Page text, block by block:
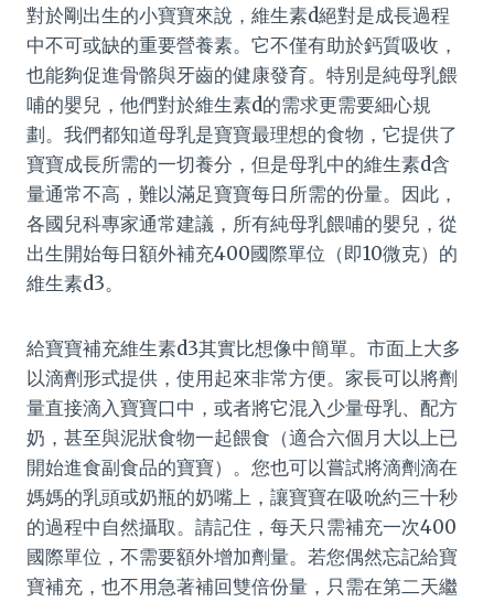
對於剛出生的小寶寶來說，維生素d絕對是成長過程
中不可或缺的重要營養素。它不僅有助於鈣質吸收，
也能夠促進骨骼與牙齒的健康發育。特別是純母乳餵
哺的嬰兒，他們對於維生素d的需求更需要細心規
劃。我們都知道母乳是寶寶最理想的食物，它提供了
寶寶成長所需的一切養分，但是母乳中的維生素d含
量通常不高，難以滿足寶寶每日所需的份量。因此，
各國兒科專家通常建議，所有純母乳餵哺的嬰兒，從
出生開始每日額外補充400國際單位（即10微克）的
維生素d3。
給寶寶補充維生素d3其實比想像中簡單。市面上大多
以滴劑形式提供，使用起來非常方便。家長可以將劑
量直接滴入寶寶口中，或者將它混入少量母乳、配方
奶，甚至與泥狀食物一起餵食（適合六個月大以上已
開始進食副食品的寶寶）。您也可以嘗試將滴劑滴在
媽媽的乳頭或奶瓶的奶嘴上，讓寶寶在吸吮約三十秒
的過程中自然攝取。請記住，每天只需補充一次400
國際單位，不需要額外增加劑量。若您偶然忘記給寶
寶補充，也不用急著補回雙倍份量，只需在第二天繼